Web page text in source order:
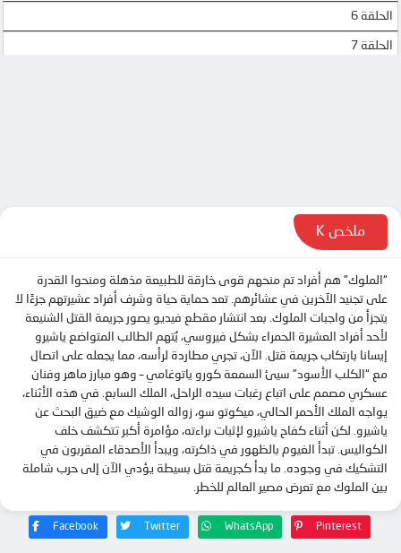
الحلقة 6
الحلقة 7
ملخص K
“الملوك” هم أفراد تم منحهم قوى خارقة للطبيعة مذهلة ومنحوا القدرة
على تجنيد الآخرين في عشائرهم. تعد حماية حياة وشرف أفراد عشيرتهم جزءًا لا
يتجزأ من واجبات الملوك. بعد انتشار مقطع فيديو يصور جريمة القتل الشنيعة
لأحد أفراد العشيرة الحمراء بشكل فيروسي، يُتهم الطالب المتواضع ياشيرو
إيسانا بارتكاب جريمة قتل. الآن، تجري مطاردة لرأسه، مما يجعله على اتصال
مع “الكلب الأسود” سيئ السمعة كورو ياتوغامي – وهو مبارز ماهر وفنان
عسكري مصمم على اتباع رغبات سيده الراحل، الملك السابع. في هذه الأثناء،
يواجه الملك الأحمر الحالي، ميكوتو سو، زواله الوشيك مع ضيق البحث عن
ياشيرو. لكن أثناء كفاح ياشيرو لإثبات براءته، مؤامرة أكبر تتكشف خلف
الكواليس. تبدأ الغيوم بالظهور في ذاكرته، ويبدأ الأصدقاء المقربون في
التشكيك في وجوده. ما بدأ كجريمة قتل بسيطة يؤدي الآن إلى حرب شاملة
بين الملوك مع تعرض مصير العالم للخطر.
Facebook Twitter WhatsApp Pinterest